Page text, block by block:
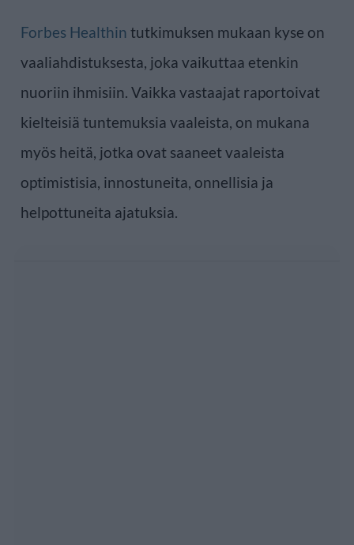
Forbes Healthin tutkimuksen mukaan kyse on
vaaliahdistuksesta, joka vaikuttaa etenkin
nuoriin ihmisiin. Vaikka vastaajat raportoivat
kielteisiä tuntemuksia vaaleista, on mukana
myös heitä, jotka ovat saaneet vaaleista
optimistisia, innostuneita, onnellisia ja
helpottuneita ajatuksia.